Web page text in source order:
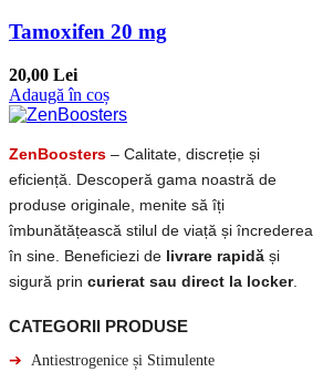
Tamoxifen 20 mg
20,00 Lei
Adaugă în coș
ZenBoosters – Calitate, discreție și
eficiență. Descoperă gama noastră de
produse originale, menite să îți
îmbunătățească stilul de viață și încrederea
în sine. Beneficiezi de livrare rapidă și
sigură prin curierat sau direct la locker.
CATEGORII PRODUSE
➔
Antiestrogenice și Stimulente